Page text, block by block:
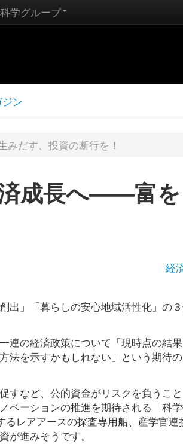
学グループ
ン
だす、投資の断行を！
済成長へ――富を
経
出」「暮らしの安心地域活性化」の
連の経済政策について「現時点の結
法を示すかもしれない」という期待
すなど、公的資金がリスクを負うこと
ベーションの推進を期待される「科
レアアースの探査専用船、産学官連
が進みそうです。